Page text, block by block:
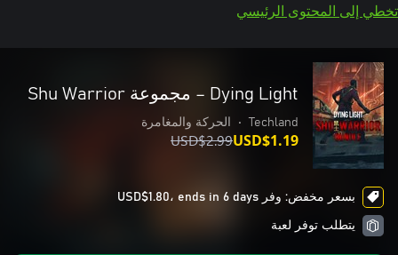
تخطي إلى المحتوى الرئيسي
Dying Light – مجموعة Shu Warrior
Techland
• الحركة والمغامرة
USD$2.99USD$1.19
بسعر مخفض: وفر USD$1.80، ends in 6 days
يتطلب توفر لعبة